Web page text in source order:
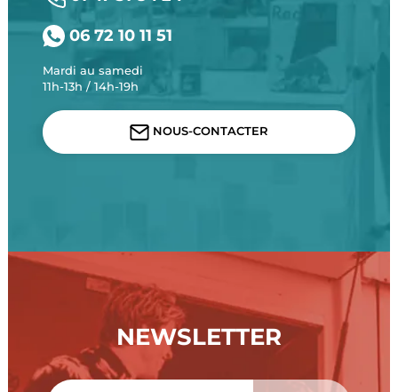
06 72 10 11 51
Mardi au samedi
11h-13h / 14h-19h
NOUS-CONTACTER
NEWSLETTER